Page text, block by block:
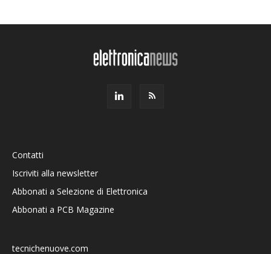
Contatti
Iscriviti alla newsletter
Abbonati a Selezione di Elettronica
Abbonati a PCB Magazine
tecnichenuove.com